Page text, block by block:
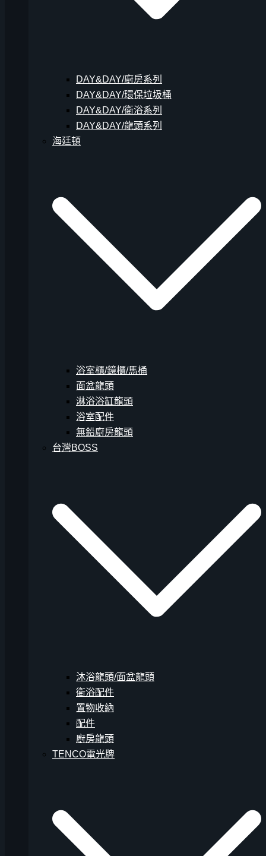
DAY&DAY/廚房系列
DAY&DAY/環保垃圾桶
DAY&DAY/衛浴系列
DAY&DAY/龍頭系列
海廷頓
浴室櫃/鏡櫃/馬桶
面盆龍頭
淋浴浴缸龍頭
浴室配件
無鉛廚房龍頭
台灣BOSS
沐浴龍頭/面盆龍頭
衛浴配件
置物收納
配件
廚房龍頭
TENCO電光牌